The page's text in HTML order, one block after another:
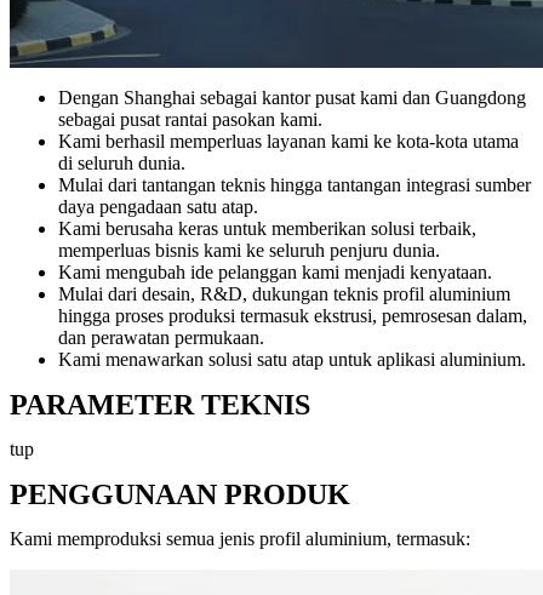
Dengan Shanghai sebagai kantor pusat kami dan Guangdong
sebagai pusat rantai pasokan kami.
Kami berhasil memperluas layanan kami ke kota-kota utama
di seluruh dunia.
Mulai dari tantangan teknis hingga tantangan integrasi sumber
daya pengadaan satu atap.
Kami berusaha keras untuk memberikan solusi terbaik,
memperluas bisnis kami ke seluruh penjuru dunia.
Kami mengubah ide pelanggan kami menjadi kenyataan.
Mulai dari desain, R&D, dukungan teknis profil aluminium
hingga proses produksi termasuk ekstrusi, pemrosesan dalam,
dan perawatan permukaan.
Kami menawarkan solusi satu atap untuk aplikasi aluminium.
PARAMETER TEKNIS
tup
PENGGUNAAN PRODUK
Kami memproduksi semua jenis profil aluminium, termasuk: